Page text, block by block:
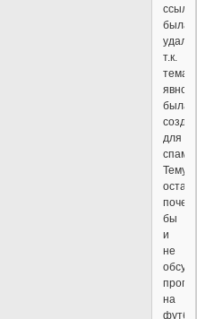
была
т.к.
тема
явно
была
для
спама.
Тему
бы
и
не
на